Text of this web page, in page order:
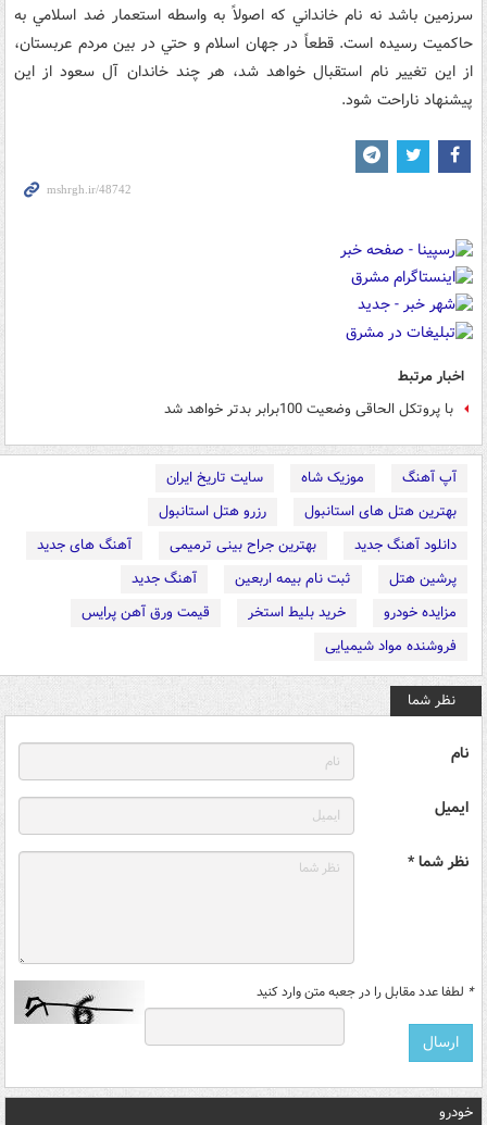
سرزمين باشد نه نام خانداني که اصولاً به واسطه استعمار ضد اسلامي به
حاکميت رسيده است. قطعاً در جهان اسلام و حتي در بين مردم عربستان،
از اين تغيير نام استقبال خواهد شد، هر چند خاندان آل سعود از اين
پيشنهاد ناراحت شود.
اخبار مرتبط
با پروتکل‌‌ الحاقی وضعیت 100برابر بدتر خواهد شد
آپ آهنگ موزیک شاه
سایت تاریخ ایران
بهترین هتل های استانبول
رزرو هتل استانبول
دانلود آهنگ جدید
بهترین جراح بینی ترمیمی
آهنگ های جدید
پرشین هتل
ثبت نام بیمه اربعین
آهنگ جدید
مزایده خودرو
خرید بلیط استخر
قیمت ورق آهن پرایس
فروشنده مواد شیمیایی
نظر شما
نام
ایمیل
نظر شما *
* لطفا عدد مقابل را در جعبه متن وارد کنید
خودرو